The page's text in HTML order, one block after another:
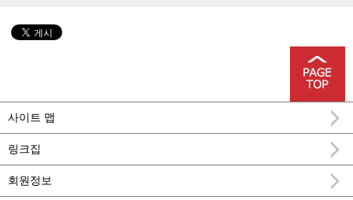
사이트 맵
링크집
회원정보